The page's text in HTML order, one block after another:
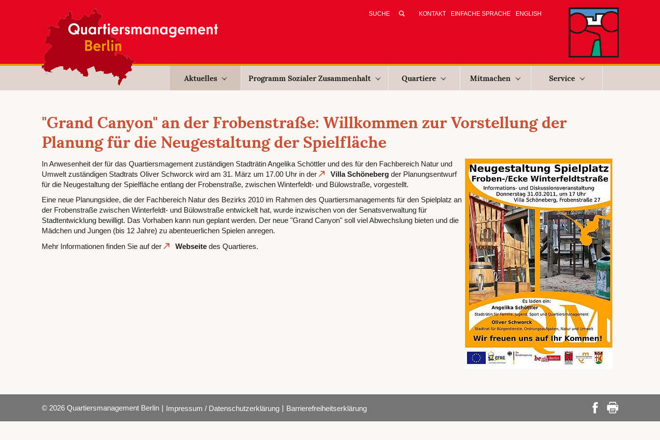
KONTAKT EINFACHE SPRACHE ENGLISH
Aktuelles Programm Sozialer Zusammenhalt Quartiere Mitmachen Service
"Grand Canyon" an der Frobenstraße: Willkommen zur Vorstellung der
Planung für die Neugestaltung der Spielfläche
In Anwesenheit der für das Quartiersmagement zuständigen Stadträtin Angelika Schöttler und des für den Fachbereich Natur und
Umwelt zuständigen Stadtrats Oliver Schworck wird am 31. März um 17.00 Uhr in der
Villa Schöneberg der Planungsentwurf
für die Neugestaltung der Spielfläche entlang der Frobenstraße, zwischen Winterfeldt- und Bülowstraße, vorgestellt.
Eine neue Planungsidee, die der Fachbereich Natur des Bezirks 2010 im Rahmen des Quartiersmanagements für den Spielplatz an
der Frobenstraße zwischen Winterfeldt- und Bülowstraße entwickelt hat, wurde inzwischen von der Senatsverwaltung für
Stadtentwicklung bewilligt. Das Vorhaben kann nun geplant werden. Der neue "Grand Canyon" soll viel Abwechslung bieten und die
Mädchen und Jungen (bis 12 Jahre) zu abenteuerlichen Spielen anregen.
Mehr Informationen finden Sie auf der
Webseite des Quartieres.
© 2026 Quartiersmanagement Berlin | Impressum / Datenschutzerklärung | Barrierefreiheitserklärung